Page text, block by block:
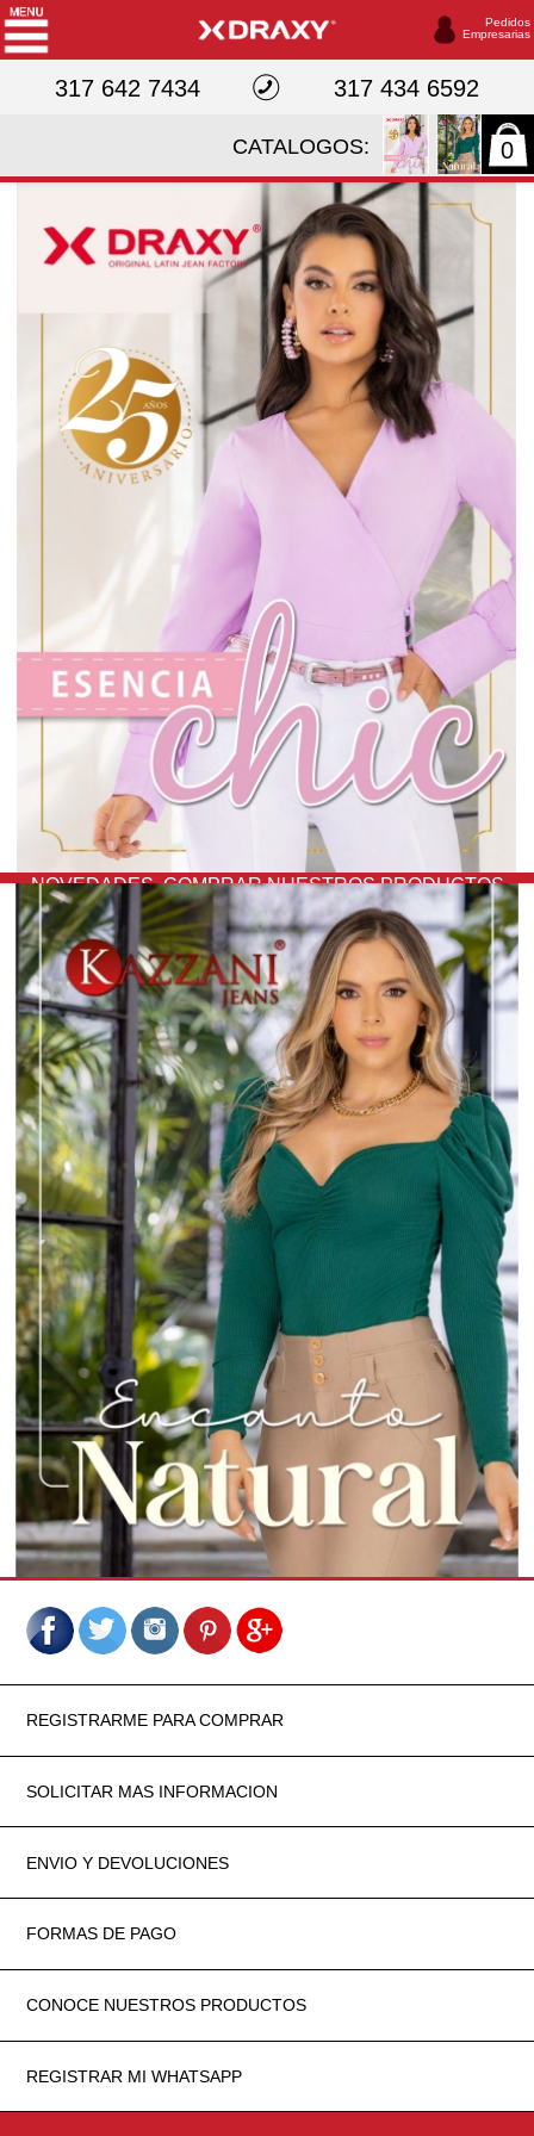
Pedidos
Empresarias
317 642 7434 317 434 6592
CATALOGOS: 0
NOVEDADES,COMPRAR NUESTROS PRODUCTOS
REGISTRARME PARA COMPRAR
SOLICITAR MAS INFORMACION
ENVIO Y DEVOLUCIONES
FORMAS DE PAGO
CONOCE NUESTROS PRODUCTOS
REGISTRAR MI WHATSAPP